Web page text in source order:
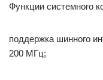
Функции системного
поддержка шинного
200 МГц;